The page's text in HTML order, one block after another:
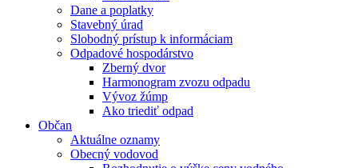
Dane a poplatky
Stavebný úrad
Slobodný prístup k informáciam
Odpadové hospodárstvo
Zberný dvor
Harmonogram zvozu odpadu
Vývoz žúmp
Ako triediť odpad
Občan
Aktuálne oznamy
Obecný vodovod